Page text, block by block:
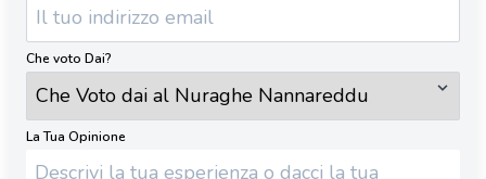
Che voto Dai?
La Tua Opinione